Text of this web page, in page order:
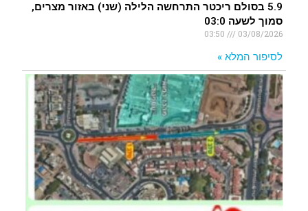
5.9 בסולם ריכטר התרחשה הלילה (שני) באזור מצרים,
סמוך לשעה 03:0
03/08/2026
לסיפור המלא »